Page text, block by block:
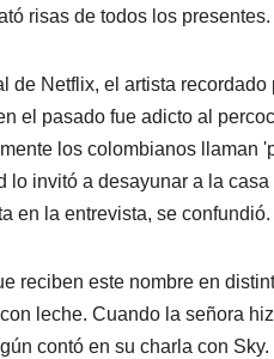
risas de todos los presentes.
de Netflix, el artista recordado
el pasado fue adicto al
los colombianos llaman
invitó a desayunar a la casa
en la entrevista, se confundió.
reciben este nombre en
leche. Cuando la señora
contó en su charla con Sky.